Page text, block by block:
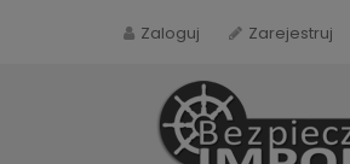
Zaloguj Zarejestruj